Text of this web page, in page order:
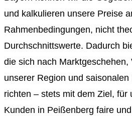
und kalkulieren unsere Preise
Rahmenbedingungen, nicht
Durchschnittswerte. Dadurch
die sich nach Marktgeschehen,
unserer Region und saisonalen
richten – stets mit dem Ziel, für
Kunden in Peißenberg faire